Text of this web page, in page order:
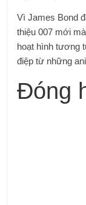
Vì James Bond
thiệu 007 mới
hoạt hình tương
điệp từ những
Đóng